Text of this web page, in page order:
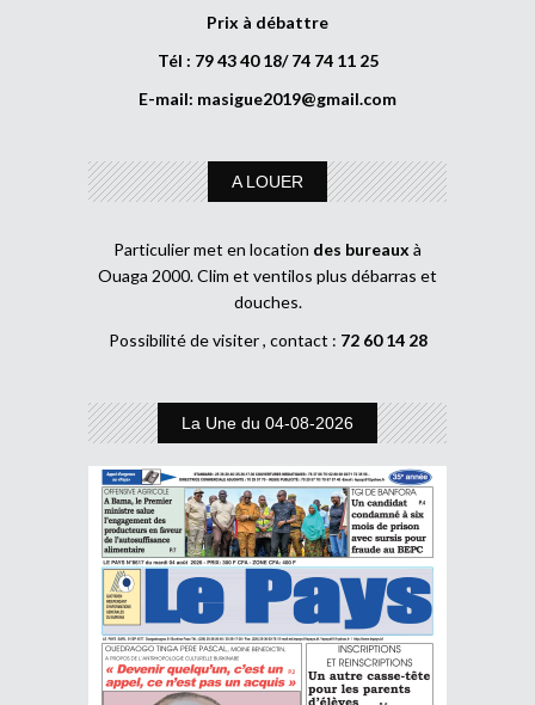
Prix à débattre
Tél : 79 43 40 18/ 74 74 11 25
E-mail: masigue2019@gmail.com
A LOUER
Particulier met en location des bureaux à
Ouaga 2000. Clim et ventilos plus débarras et
douches.
Possibilité de visiter , contact : 72 60 14 28
La Une du 04-08-2026